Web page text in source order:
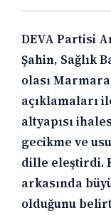
DEVA Partisi
Şahin, Sağlık
olası
açıklamaları
altyapısı
gecikme ve
dille eleştirdi.
arkasında
olduğunu